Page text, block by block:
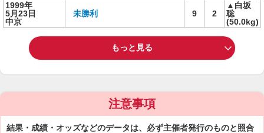
1999年
5月23日
中京
未勝利 9 2
▲白坂
聡
(50.0kg)
もっと見る
注意事項
結果・成績・オッズなどのデータは、必ず主催者発行のものと照合